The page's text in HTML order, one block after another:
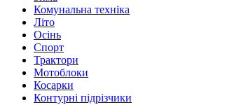
Комунальна техніка
Літо
Осінь
Спорт
Трактори
Мотоблоки
Косарки
Контурні підрізчики